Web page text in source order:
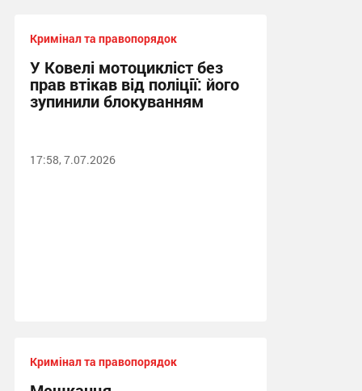
Кримінал та правопорядок
У Ковелі мотоцикліст без
прав втікав від поліції: його
зупинили блокуванням
17:58, 7.07.2026
Кримінал та правопорядок